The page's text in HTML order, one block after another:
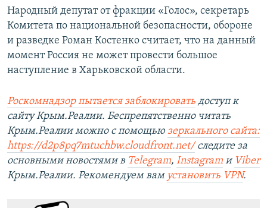
Народный депутат от фракции «Голос», секретарь
Комитета по национальной безопасности, обороне
и разведке Роман Костенко считает, что на данный
момент Россия не может провести большое
наступление в Харьковской области.
Роскомнадзор пытается заблокировать доступ к
сайту Крым.Реалии. Беспрепятственно читать
Крым.Реалии можно с помощью зеркального сайта:
https://d2p8pq7mtuchbw.cloudfront.net/следите за
основными новостями в Telegram, Instagram и Viber
Крым.Реалии. Рекомендуем вам установить VPN.